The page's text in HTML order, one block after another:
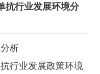
抗行业发展环境分
析
行业发展政策环境